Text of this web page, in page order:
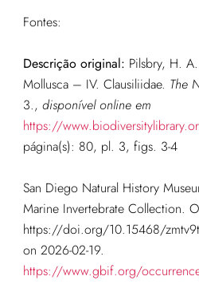
Fontes:
Descrição original: Pilsbry, H.
Mollusca – IV. Clausiliidae. The
3., disponível online em
https://
página(s): 80, pl. 3, figs. 3-4
San Diego Natural History
Marine Invertebrate Collection.
https://doi.org/10.15468/zmtv9t
on 2026-02-19.
https://www.gbif.org/